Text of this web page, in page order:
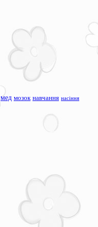
мед мозок навчання насіння